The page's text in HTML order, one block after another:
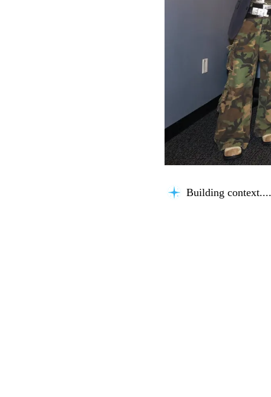
Building context...